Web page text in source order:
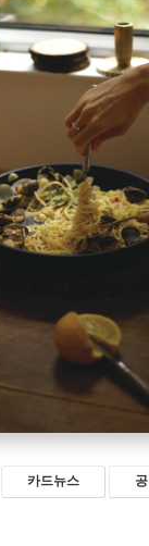
카드뉴스